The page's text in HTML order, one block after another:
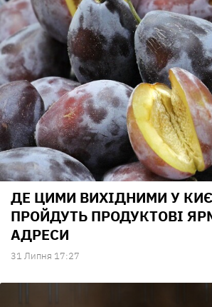
ДЕ ЦИМИ ВИХІДНИМИ У
ПРОЙДУТЬ ПРОДУКТОВІ
АДРЕСИ
31 Липня 17:27